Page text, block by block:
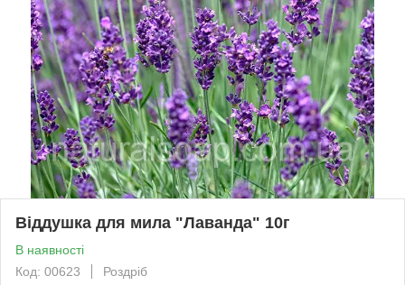
Віддушка для мила "Лаванда" 10г
В наявності
Код: 00623
Роздріб